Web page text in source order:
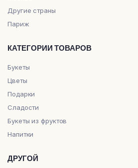
Другие страны
Париж
КАТЕГОРИИ ТОВАРОВ
Букеты
Цветы
Подарки
Сладости
Букеты из фруктов
Напитки
ДРУГОЙ